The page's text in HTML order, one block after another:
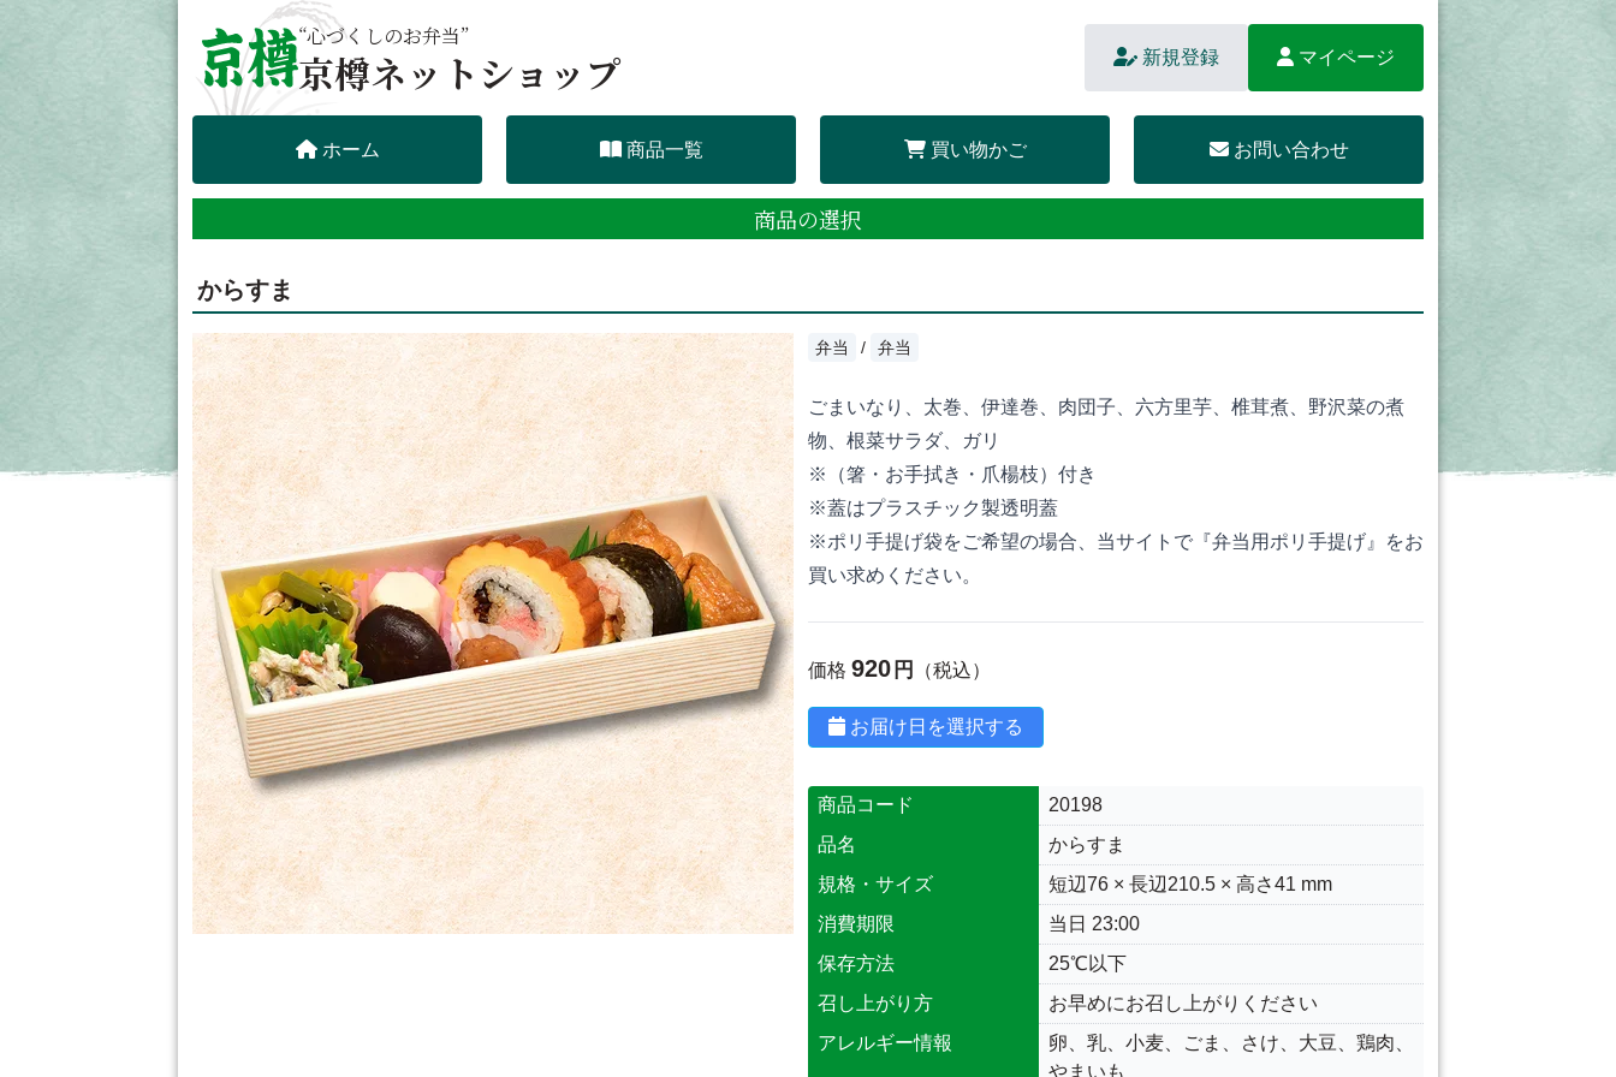
“心づくしのお弁当”
京樽ネットショップ 新規登録 マイページ
ホーム 商品一覧 買い物かご お問い合わせ
商品の選択
からすま
弁当 / 弁当
ごまいなり、太巻、伊達巻、肉団子、六方里芋、椎茸煮、野沢菜の煮
物、根菜サラダ、ガリ
※（箸・お手拭き・爪楊枝）付き
※蓋はプラスチック製透明蓋
※ポリ手提げ袋をご希望の場合、当サイトで『弁当用ポリ手提げ 』をお
買い求めください。
価格 920 円 （税込）
お届け日を選択する
商品コード
20198
品名
からすま
規格・サイズ
短辺76 × 長辺210.5 × 高さ41 mm
消費期限
当日 23:00
保存方法
25℃以下
召し上がり方
お早めにお召し上がりください
アレルギー情報
卵、乳、小麦、ごま、さけ、大豆、鶏肉、
やまいも